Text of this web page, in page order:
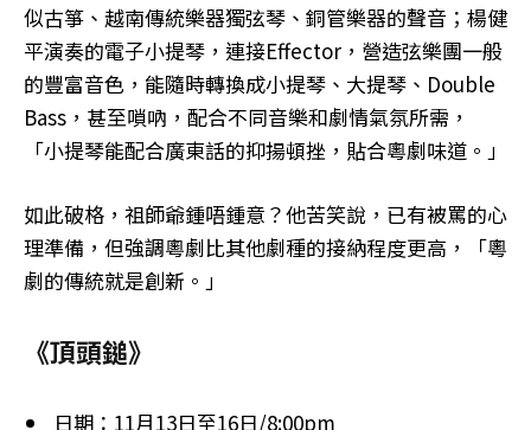
似古箏、越南傳統樂器獨弦琴、銅管樂器的聲音；楊健
平演奏的電子小提琴，連接Effector，營造弦樂團一般
的豐富音色，能隨時轉換成小提琴、大提琴、Double
Bass，甚至嗩吶，配合不同音樂和劇情氣氛所需，
「小提琴能配合廣東話的抑揚頓挫，貼合粵劇味道。」
如此破格，祖師爺鍾唔鍾意？他苦笑說，已有被罵的心
理準備，但強調粵劇比其他劇種的接納程度更高，「粵
劇的傳統就是創新。」
《頂頭鎚》
日期：11月13日至16日/8:00pm